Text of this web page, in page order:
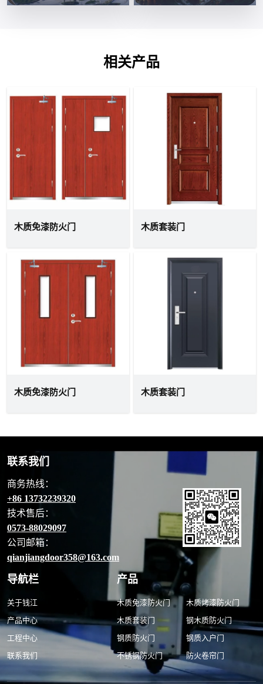
相关产品
木质免漆防火门 木质套装门
木质免漆防火门 木质套装门
联系我们
商务热线：
+86 13732239320
技术售后：
0573-88029097
公司邮箱：
qianjiangdoor358@163.com
导航栏
关于钱江
产品中心
工程中心
联系我们
产品
木质免漆防火门
木质烤漆防火门
木质套装门
钢木质防火门
钢质防火门
钢质入户门
不锈钢防火门
防火卷帘门